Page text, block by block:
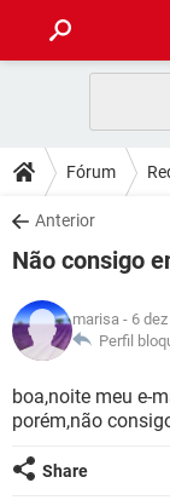
CELULAR
OUTLOOK
INSTAGRAM
GUIA DE COMPRAS
DICAS
JOGOS
INSTAGRAM
GUIA DE COMPRAS
DOWNLOADS
JOGOS
CELULAR
OUTLOOK
INSTAGRAM
GUIA DE COMPRAS
JOGOS
CELULAR
OUTLOOK
GLOSSÁRIO
CELULAR
OUTLOOK
Fórum
Anterior
Não consigo
marisa - 6
Perfil
boa,noite meu e-
porém,não
Share